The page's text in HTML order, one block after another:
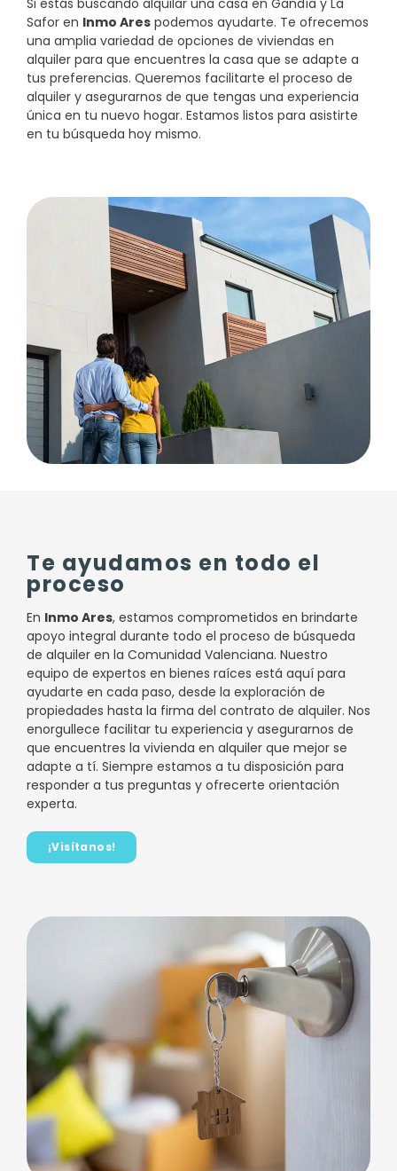
Si estás buscando alquilar una casa en Gandía y La
Safor en Inmo Ares podemos ayudarte. Te ofrecemos
una amplia variedad de opciones de viviendas en
alquiler para que encuentres la casa que se adapte a
tus preferencias. Queremos facilitarte el proceso de
alquiler y asegurarnos de que tengas una experiencia
única en tu nuevo hogar. Estamos listos para asistirte
en tu búsqueda hoy mismo.
Te ayudamos en todo el
proceso
En Inmo Ares, estamos comprometidos en brindarte
apoyo integral durante todo el proceso de búsqueda
de alquiler en la Comunidad Valenciana. Nuestro
equipo de expertos en bienes raíces está aquí para
ayudarte en cada paso, desde la exploración de
propiedades hasta la firma del contrato de alquiler. Nos
enorgullece facilitar tu experiencia y asegurarnos de
que encuentres la vivienda en alquiler que mejor se
adapte a tí. Siempre estamos a tu disposición para
responder a tus preguntas y ofrecerte orientación
experta.
¡Visítanos!